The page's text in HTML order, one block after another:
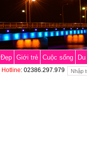
Đẹp Giới trẻ Cuộc sống
Hotline: 02386.297.979